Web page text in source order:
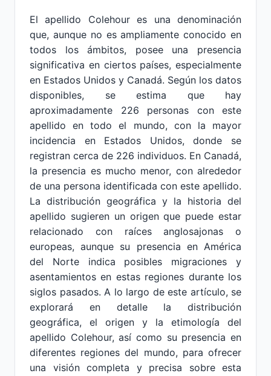
El apellido Colehour es una denominación
que, aunque no es ampliamente conocido en
todos los ámbitos, posee una presencia
significativa en ciertos países, especialmente
en Estados Unidos y Canadá. Según los datos
disponibles, se estima que hay
aproximadamente 226 personas con este
apellido en todo el mundo, con la mayor
incidencia en Estados Unidos, donde se
registran cerca de 226 individuos. En Canadá,
la presencia es mucho menor, con alrededor
de una persona identificada con este apellido.
La distribución geográfica y la historia del
apellido sugieren un origen que puede estar
relacionado con raíces anglosajonas o
europeas, aunque su presencia en América
del Norte indica posibles migraciones y
asentamientos en estas regiones durante los
siglos pasados. A lo largo de este artículo, se
explorará en detalle la distribución
geográfica, el origen y la etimología del
apellido Colehour, así como su presencia en
diferentes regiones del mundo, para ofrecer
una visión completa y precisa sobre esta